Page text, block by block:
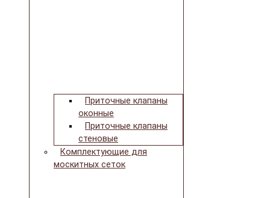
Приточные клапаны
оконные
Приточные клапаны
стеновые
Комплектующие для
москитных сеток